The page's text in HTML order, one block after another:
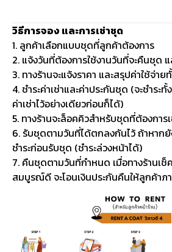
วิธีการจอง และการเช่าชุด
1. ลูกค้าเลือกแบบชุดที่ลูกค้าต้องการ
2. แจ้งวันที่ต้องการใช้งานวันที่จะคืนชุด
3. ทางร้านจะแจ้งราคา และสรุปค่าใช้จ่า
4. ชำระค่าเช่าและค่าประกันชุด (จะชำระ
ค่าเช่าไว้อย่างเดียวก่อนก็ได้)
5. ทางร้านจะล็อคคิวสำหรับชุดที่ต้องการเ
6. รับชุดตามวันที่ได้ตกลงกันไว้ ถ้าหากยั
ชำระก่อนรับชุด (ชำระล่วงหน้าได้)
7. คืนชุดตามวันที่กำหนด เมื่อทางร้านเ
สมบูรณ์ดี จะโอนเงินประกันคืนให้ลูกค้าภ